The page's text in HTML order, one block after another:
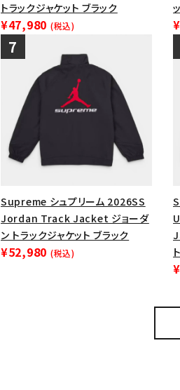
トラックジャケット ブラック
¥47,980 (税込)
Supreme シュプリーム 2026SS
Jordan Track Jacket ジョーダ
ン トラックジャケット ブラック
¥52,980 (税込)